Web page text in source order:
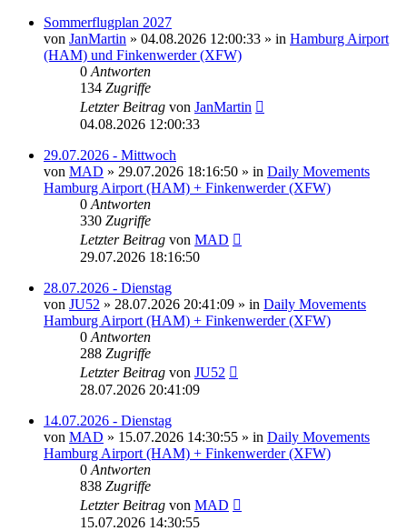
Sommerflugplan 2027
von JanMartin » 04.08.2026 12:00:33 » in Hamburg Airport
(HAM) und Finkenwerder (XFW)
0 Antworten
134 Zugriffe
Letzter Beitrag von JanMartin
04.08.2026 12:00:33
29.07.2026 - Mittwoch
von MAD » 29.07.2026 18:16:50 » in Daily Movements
Hamburg Airport (HAM) + Finkenwerder (XFW)
0 Antworten
330 Zugriffe
Letzter Beitrag von MAD
29.07.2026 18:16:50
28.07.2026 - Dienstag
von JU52 » 28.07.2026 20:41:09 » in Daily Movements
Hamburg Airport (HAM) + Finkenwerder (XFW)
0 Antworten
288 Zugriffe
Letzter Beitrag von JU52
28.07.2026 20:41:09
14.07.2026 - Dienstag
von MAD » 15.07.2026 14:30:55 » in Daily Movements
Hamburg Airport (HAM) + Finkenwerder (XFW)
0 Antworten
838 Zugriffe
Letzter Beitrag von MAD
15.07.2026 14:30:55